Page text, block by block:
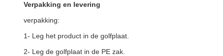
Verpakking en levering
verpakking:
1- Leg het product in de golfplaat.
2- Leg de golfplaat in de PE zak.